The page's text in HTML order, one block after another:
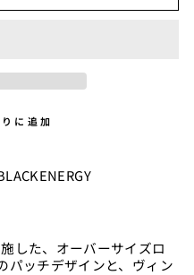
に追加
した、オーバーサイズロ
パッチデザインと、ヴィン